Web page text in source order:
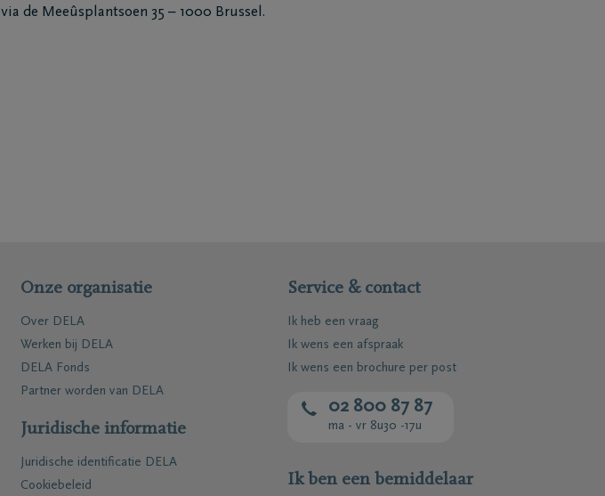
via de Meeûsplantsoen 35 – 1000 Brussel.
Onze organisatie
Over DELA
Werken bij DELA
DELA Fonds
Partner worden van DELA
Juridische informatie
Juridische identificatie DELA
Cookiebeleid
Service & contact
Ik heb een vraag
Ik wens een afspraak
Ik wens een brochure per post
02 800 87 87
ma - vr 8u30 -17u
Ik ben een bemiddelaar